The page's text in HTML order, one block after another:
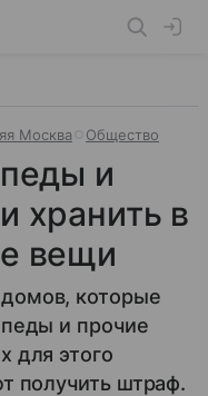
Москва Общество
и
хранить в
вещи
которые
и прочие
для этого
получить штраф.